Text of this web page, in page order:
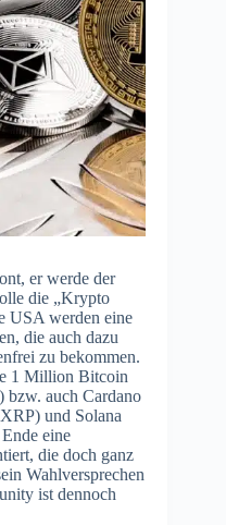
er werde der
die „Krypto
USA werden eine
die auch dazu
zu bekommen.
1 Million Bitcoin
bzw. auch Cardano
und Solana
eine
die doch ganz
Wahlversprechen
ist dennoch